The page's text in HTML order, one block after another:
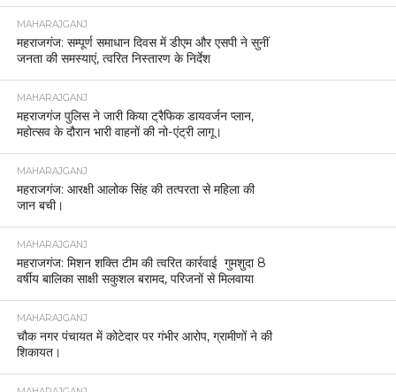
MAHARAJGANJ
महराजगंज: सम्पूर्ण समाधान दिवस में डीएम और एसपी ने सुनीं
जनता की समस्याएं, त्वरित निस्तारण के निर्देश
MAHARAJGANJ
महराजगंज पुलिस ने जारी किया ट्रैफिक डायवर्जन प्लान,
महोत्सव के दौरान भारी वाहनों की नो-एंट्री लागू।
MAHARAJGANJ
महराजगंज: आरक्षी आलोक सिंह की तत्परता से महिला की
जान बची।
MAHARAJGANJ
महराजगंज: मिशन शक्ति टीम की त्वरित कार्रवाई गुमशुदा 8
वर्षीय बालिका साक्षी सकुशल बरामद, परिजनों से मिलवाया
MAHARAJGANJ
चौक नगर पंचायत में कोटेदार पर गंभीर आरोप, ग्रामीणों ने की
शिकायत।